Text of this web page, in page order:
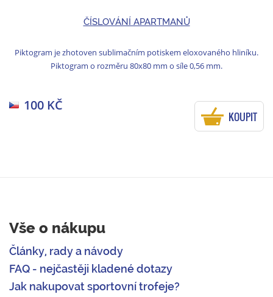
ČÍSLOVÁNÍ APARTMANŮ
Piktogram je zhotoven sublimačním potiskem eloxovaného hliníku.
Piktogram o rozměru 80x80 mm o síle 0,56 mm.
100 KČ
KOUPIT
Vše o nákupu
Články, rady a návody
FAQ - nejčastěji kladené dotazy
Jak nakupovat sportovní trofeje?